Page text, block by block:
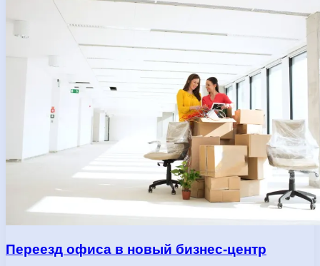
Переезд офиса в новый бизнес-центр